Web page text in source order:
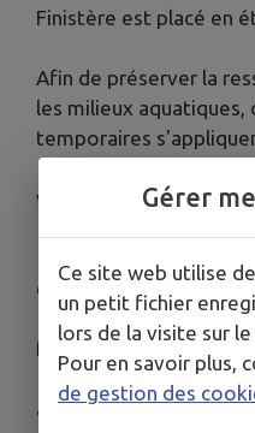
Finistère est placé en
Afin de préserver la
les milieux aquatiques,
temporaires
🚫 le nettoyage des
véhicules ;
de sport ;
🚫 l'alimentation des
fontaines d'agrément ;
🚫 certains usages
agricole.
Gérer
Ce site web utilise
un petit fichier
lors de la visite sur
Pour en savoir plus,
de gestion des